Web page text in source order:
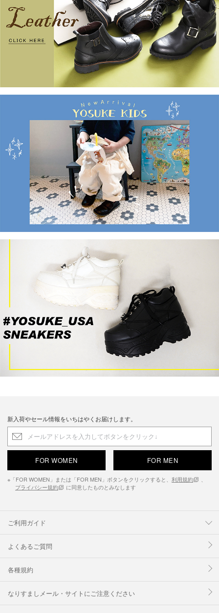
新入荷やセール情報をいちはやくお届けします。
FOR WOMEN FOR MEN
※「FOR WOMEN」または「FOR MEN」ボタンをクリックすると、 利用規約
、
プライバシー規約
に同意したものとみなします
ご利用ガイド
よくあるご質問
各種規約
なりすましメール・サイトにご注意ください